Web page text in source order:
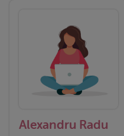
Alexandru Radu